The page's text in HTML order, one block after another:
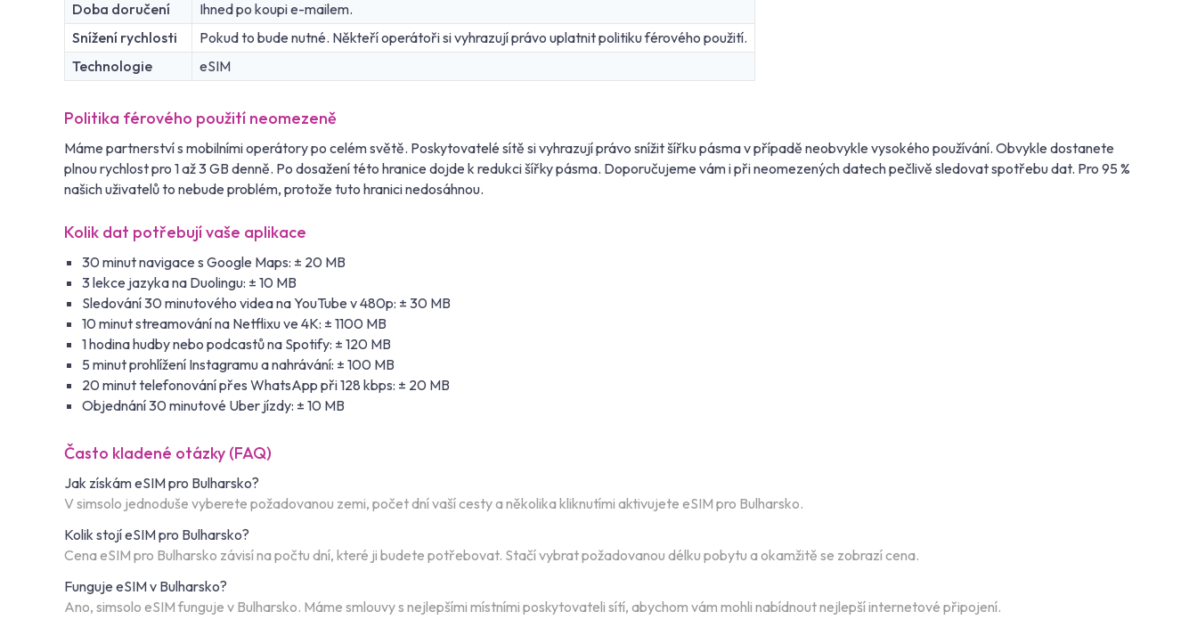
Doba doručení
Ihned po koupi e-mailem.
Snížení rychlosti
Pokud to bude nutné. Někteří operátoři si vyhrazují právo uplatnit politiku férového použití.
Technologie
eSIM
Politika férového použití neomezeně
Máme partnerství s mobilními operátory po celém světě. Poskytovatelé sítě si vyhrazují právo snížit šířku pásma v případě neobvykle vysokého používání. Obvykle dostanete
plnou rychlost pro 1 až 3 GB denně. Po dosažení této hranice dojde k redukci šířky pásma. Doporučujeme vám i při neomezených datech pečlivě sledovat spotřebu dat. Pro 95 %
našich uživatelů to nebude problém, protože tuto hranici nedosáhnou.
Kolik dat potřebují vaše aplikace
30 minut navigace s Google Maps: ± 20 MB
3 lekce jazyka na Duolingu: ± 10 MB
Sledování 30 minutového videa na YouTube v 480p: ± 30 MB
10 minut streamování na Netflixu ve 4K: ± 1100 MB
1 hodina hudby nebo podcastů na Spotify: ± 120 MB
5 minut prohlížení Instagramu a nahrávání: ± 100 MB
20 minut telefonování přes WhatsApp při 128 kbps: ± 20 MB
Objednání 30 minutové Uber jízdy: ± 10 MB
Často kladené otázky (FAQ)
Jak získám eSIM pro Bulharsko?
V simsolo jednoduše vyberete požadovanou zemi, počet dní vaší cesty a několika kliknutími aktivujete eSIM pro Bulharsko.
Kolik stojí eSIM pro Bulharsko?
Cena eSIM pro Bulharsko závisí na počtu dní, které ji budete potřebovat. Stačí vybrat požadovanou délku pobytu a okamžitě se zobrazí cena.
Funguje eSIM v Bulharsko?
Ano, simsolo eSIM funguje v Bulharsko. Máme smlouvy s nejlepšími místními poskytovateli sítí, abychom vám mohli nabídnout nejlepší internetové připojení.